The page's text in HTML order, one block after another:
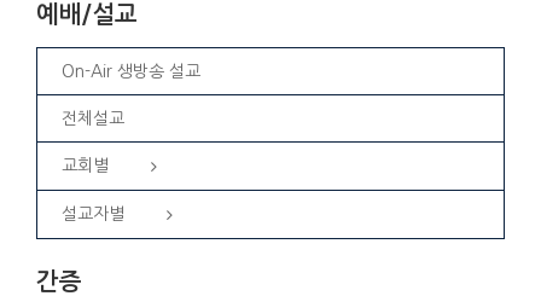
예배/설교
On-Air 생방송 설교
전체설교
교회별
설교자별
간증